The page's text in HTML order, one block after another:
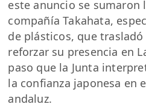
este anuncio se sumaron
compañía Takahata,
de plásticos, que
reforzar su presencia en
paso que la Junta
la confianza japonesa en
andaluz.